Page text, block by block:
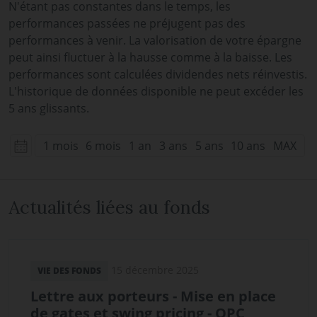
N'étant pas constantes dans le temps, les
performances passées ne préjugent pas des
performances à venir. La valorisation de votre épargne
peut ainsi fluctuer à la hausse comme à la baisse. Les
performances sont calculées dividendes nets réinvestis.
L'historique de données disponible ne peut excéder les
5 ans glissants.
1 mois 6 mois 1 an 3 ans 5 ans 10 ans MAX
Actualités liées au fonds
VIE DES FONDS
Lettre aux porteurs - Mise en place
de gates et swing pricing - OPC